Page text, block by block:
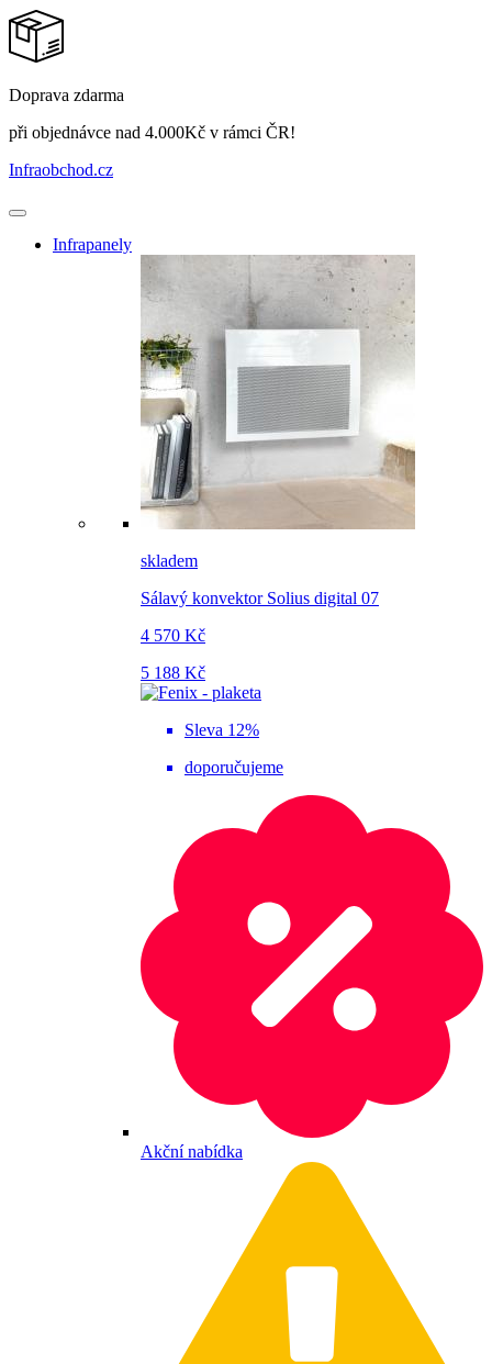
Doprava zdarma
při objednávce nad 4.000Kč v rámci ČR!
Infraobchod.cz
Infrapanely
skladem
Sálavý konvektor Solius digital 07
4 570 Kč
5 188 Kč
Sleva 12%
doporučujeme
Akční nabídka